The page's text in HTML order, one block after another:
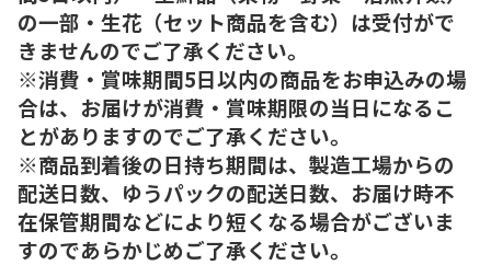
の一部・生花（セット商品を含む）は受付がで
きませんのでご了承ください。
※消費・賞味期間5日以内の商品をお申込みの場
合は、お届けが消費・賞味期限の当日になるこ
とがありますのでご了承ください。
※商品到着後の日持ち期間は、製造工場からの
配送日数、ゆうパックの配送日数、お届け時不
在保管期間などにより短くなる場合がございま
すのであらかじめご了承ください。